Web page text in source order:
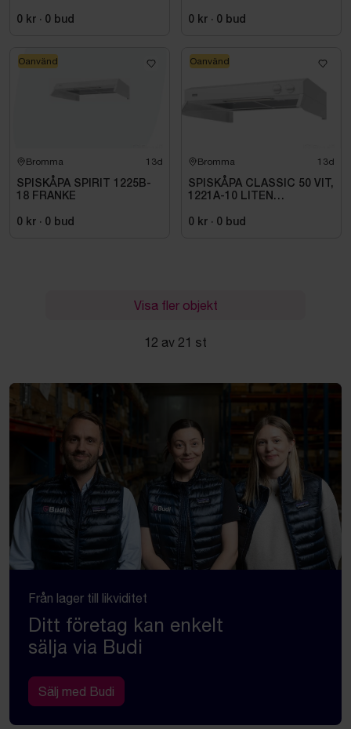
INKL. XENIO WIFI
0 kr · 0 bud
0 kr · 0 bud
Bromma 13d
SPISKÅPA SPIRIT 1225B-
18 FRANKE
0 kr · 0 bud
Oanvänd
Bromma 13d
SPISKÅPA CLASSIC 50 VIT,
1221A-10 LITEN
0 kr · 0 bud
Oanvänd
Visa fler objekt
12 av 21 st
Från lager till likviditet
Ditt företag kan enkelt
sälja via Budi
Sälj med Budi